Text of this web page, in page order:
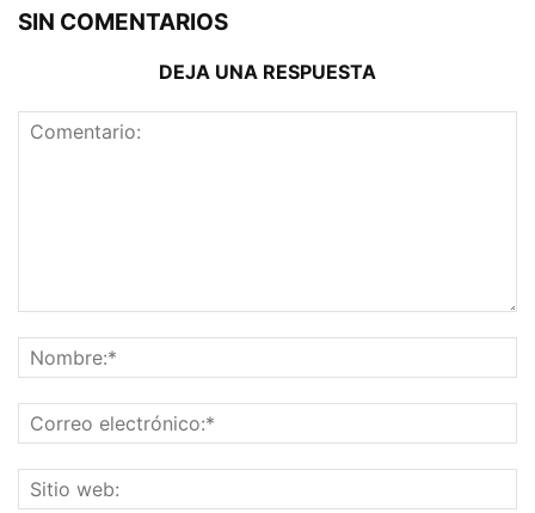
SIN COMENTARIOS
DEJA UNA RESPUESTA